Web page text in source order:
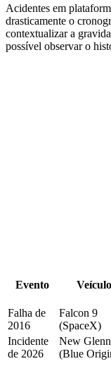
Acidentes em
drasticamente o
contextualizar a
possível observar o
Evento Veículo
Falha de
2016
Falcon 9
(SpaceX)
Incidente
de 2026
New Glenn
(Blue